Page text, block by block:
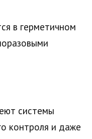
в герметичном
системы
контроля и даже